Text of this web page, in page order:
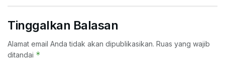
Tinggalkan Balasan
Alamat email Anda tidak akan dipublikasikan. Ruas yang wajib
ditandai *